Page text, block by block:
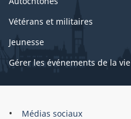
Vétérans et militaires
Jeunesse
Gérer les événements de la vie
Organisation
Médias sociaux